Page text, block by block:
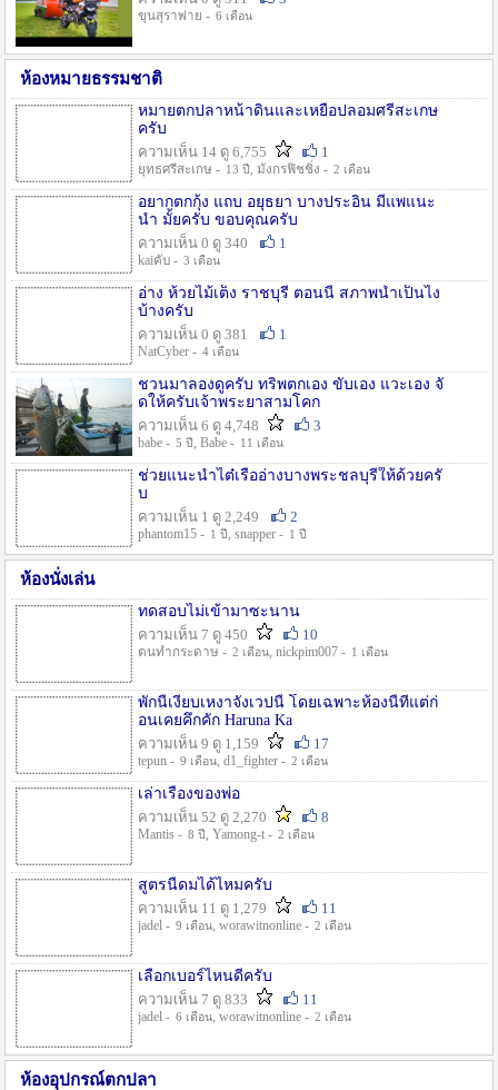
ขุนสุราพ่าย - 6 เดือน
ห้องหมายธรรมชาติ
หมายตกปลาหน้าดินและเหยื่อปลอมศรีสะเกษ
ครับ
ความเห็น 14 ดู 6,755
1
ยุทธศรีสะเกษ - 13 ปี , มังกรฟิชชิ่ง - 2 เดือน
อยากตกกุ้ง แถบ อยุธยา บางประอิน มีแพแนะ
นำ มั้ยครับ ขอบคุณครับ
ความเห็น 0 ดู 340
1
kaiคับ - 3 เดือน
อ่าง ห้วยไม้เต็ง ราชบุรี ตอนนี้ สภาพน้ำเป็นไง
บ้างครับ
ความเห็น 0 ดู 381
1
NatCyber - 4 เดือน
ชวนมาลองดูครับ ทริพตกเอง ขับเอง แวะเอง จั
ดให้ครับเจ้าพระยาสามโคก
ความเห็น 6 ดู 4,748
3
babe - 5 ปี , Babe - 11 เดือน
ช่วยแนะนำไต๋เรืออ่างบางพระชลบุรีให้ด้วยครั
บ
ความเห็น 1 ดู 2,249
2
phantom15 - 1 ปี , snapper - 1 ปี
ห้องนั่งเล่น
ทดสอบไม่เข้ามาซะนาน
ความเห็น 7 ดู 450
10
ตนทำกระดาษ - 2 เดือน, nickpim007 - 1 เดือน
พักนี้เงียบเหงาจังเวปนี้ โดยเฉพาะห้องนี้ที่แต่ก่
อนเคยคึกคัก Haruna Ka
ความเห็น 9 ดู 1,159
17
tepun - 9 เดือน, d1_fighter - 2 เดือน
เล่าเรื่องของพ่อ
ความเห็น 52 ดู 2,270
8
Mantis - 8 ปี , Yamong-t - 2 เดือน
สูตรนี้ดมได้ไหมครับ
ความเห็น 11 ดู 1,279
11
jadel - 9 เดือน, worawitnonline - 2 เดือน
เลือกเบอร์ไหนดีครับ
ความเห็น 7 ดู 833
11
jadel - 6 เดือน, worawitnonline - 2 เดือน
ห้องอุปกรณ์ตกปลา